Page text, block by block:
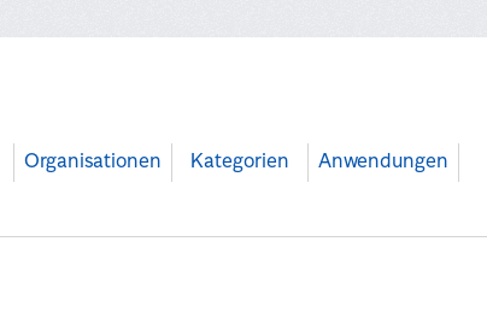
Organisationen Kategorien Anwendungen